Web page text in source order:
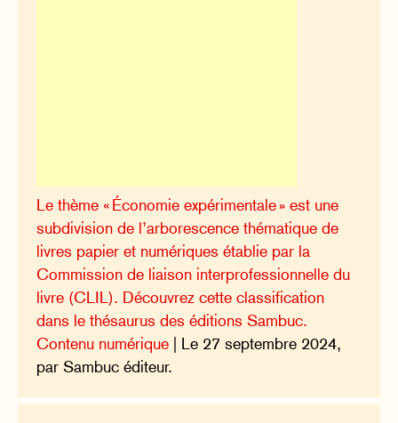
Le thème « Économie expérimentale » est une
subdivision de l’arborescence thématique de
livres papier et numériques établie par la
Commission de liaison interprofessionnelle du
livre (CLIL). Découvrez cette classification
dans le thésaurus des éditions Sambuc.
Contenu numérique | Le 27 septembre 2024,
par Sambuc éditeur.